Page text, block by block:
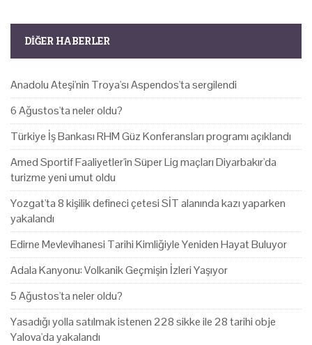
DIĞER HABERLER
Anadolu Ateşi'nin Troya'sı Aspendos'ta sergilendi
6 Ağustos'ta neler oldu?
Türkiye İş Bankası RHM Güz Konferansları programı açıklandı
Amed Sportif Faaliyetler'in Süper Lig maçları Diyarbakır'da
turizme yeni umut oldu
Yozgat'ta 8 kişilik defineci çetesi SİT alanında kazı yaparken
yakalandı
Edirne Mevlevihanesi Tarihi Kimliğiyle Yeniden Hayat Buluyor
Adala Kanyonu: Volkanik Geçmişin İzleri Yaşıyor
5 Ağustos'ta neler oldu?
Yasadığı yolla satılmak istenen 228 sikke ile 28 tarihi obje
Yalova'da yakalandı